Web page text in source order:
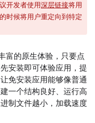
开发者使用深层链接将用
时候将用户重定向到特定
富的原生体验，只要点
安装即可体验应用，提
免安装应用能够像普通
一个结构良好、运行高
制文件越小，加载速度